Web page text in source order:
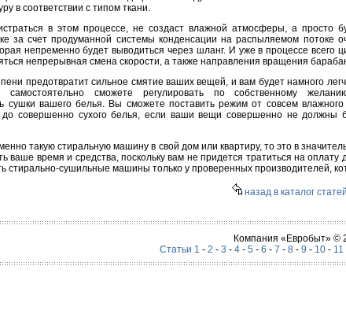
в соответствии с типом ткани.
в этом процессе, не создаст влажной атмосферы, а просто
за счет продуманной системы конденсации на распыляемом потоке
непременно будет выводиться через шланг. И уже в процессе всего
непрерывная смена скорости, а также направления вращения
предотвратит сильное смятие ваших вещей, и вам будет намного
самостоятельно сможете регулировать по собственному
сушки вашего белья. Вы сможете поставить режим от совсем влажного
до совершенно сухого белья, если ваши вещи совершенно не должны
такую стиральную машину в свой дом или квартиру, то это в
ваше время и средства, поскольку вам не придется тратиться на
стирально-сушильные машины только у проверенных производителей,
назад в каталог статей
Компания «Евробыт» ©
Статьи 1 - 2 - 3 - 4- 5 - 6 - 7 - 8- 9 - 10- 11